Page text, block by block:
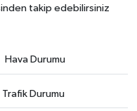
takip edebilirsiniz
Hava Durumu
Trafik Durumu